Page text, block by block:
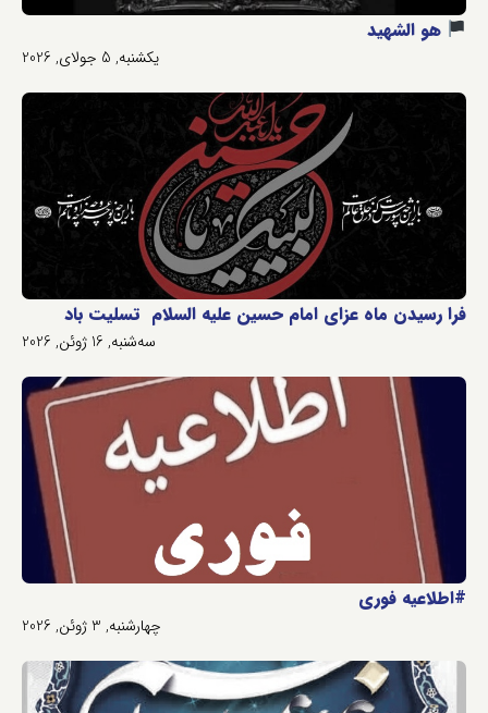
هو الشهید
یکشنبه, 5 جولای, 2026
فرا رسیدن ماه عزای امام حسین علیه السلام تسلیت باد
سه‌شنبه, 16 ژوئن, 2026
#اطلاعیه فوری
چهارشنبه, 3 ژوئن, 2026